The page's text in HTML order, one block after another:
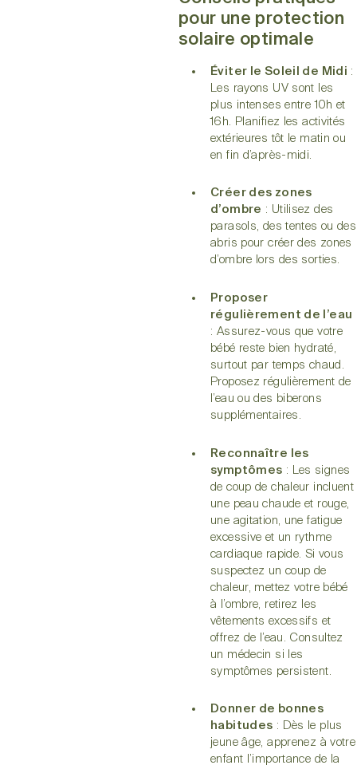
pour une protection
solaire optimale
Éviter le Soleil de Midi :
Les rayons UV sont les
plus intenses entre 10h et
16h. Planifiez les activités
extérieures tôt le matin ou
en fin d’après-midi.
Créer des zones
d’ombre : Utilisez des
parasols, des tentes ou des
abris pour créer des zones
d’ombre lors des sorties.
Proposer
régulièrement de l’eau
: Assurez-vous que votre
bébé reste bien hydraté,
surtout par temps chaud.
Proposez régulièrement de
l’eau ou des biberons
supplémentaires.
Reconnaître les
symptômes : Les signes
de coup de chaleur incluent
une peau chaude et rouge,
une agitation, une fatigue
excessive et un rythme
cardiaque rapide. Si vous
suspectez un coup de
chaleur, mettez votre bébé
à l’ombre, retirez les
vêtements excessifs et
offrez de l’eau. Consultez
un médecin si les
symptômes persistent.
Donner de bonnes
habitudes : Dès le plus
jeune âge, apprenez à votre
enfant l’importance de la